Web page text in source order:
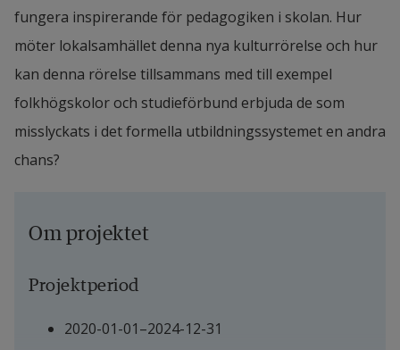
fungera inspirerande för pedagogiken i skolan. Hur
möter lokalsamhället denna nya kulturrörelse och hur
kan denna rörelse tillsammans med till exempel
folkhögskolor och studieförbund erbjuda de som
misslyckats i det formella utbildningssystemet en andra
chans?
Om projektet
Projektperiod
2020-01-01–2024-12-31